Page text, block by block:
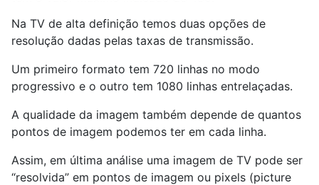
Na TV de alta definição temos duas opções de
resolução dadas pelas taxas de transmissão.
Um primeiro formato tem 720 linhas no modo
progressivo e o outro tem 1080 linhas entrelaçadas.
A qualidade da imagem também depende de quantos
pontos de imagem podemos ter em cada linha.
Assim, em última análise uma imagem de TV pode ser
“resolvida” em pontos de imagem ou pixels (picture